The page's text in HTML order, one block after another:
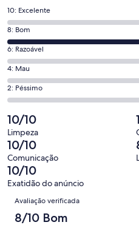
nova
janela
Pontuação
de
10,
o
que
significa
“Excelente”.
0
de
1
avaliações.
10: Excelente
Pontuação
de
8,
o
que
significa
“Bom”.
1
de
1
avaliações.
8: Bom
Pontuação
de
6,
o
que
significa
“Razoável”.
0
de
1
avaliações.
6: Razoável
Pontuação
de
4,
que
significa
“Mau”.
0
de
1
avaliações.
4: Mau
Pontuação
de
2,
o
que
significa
“Péssimo”.
0
de
avaliações.
2: Péssimo
10/10
Limpeza
10/10
Comunicação
10/10
Exatidão do anúncio
Avaliações
Avaliação verificada
8/10 Bom